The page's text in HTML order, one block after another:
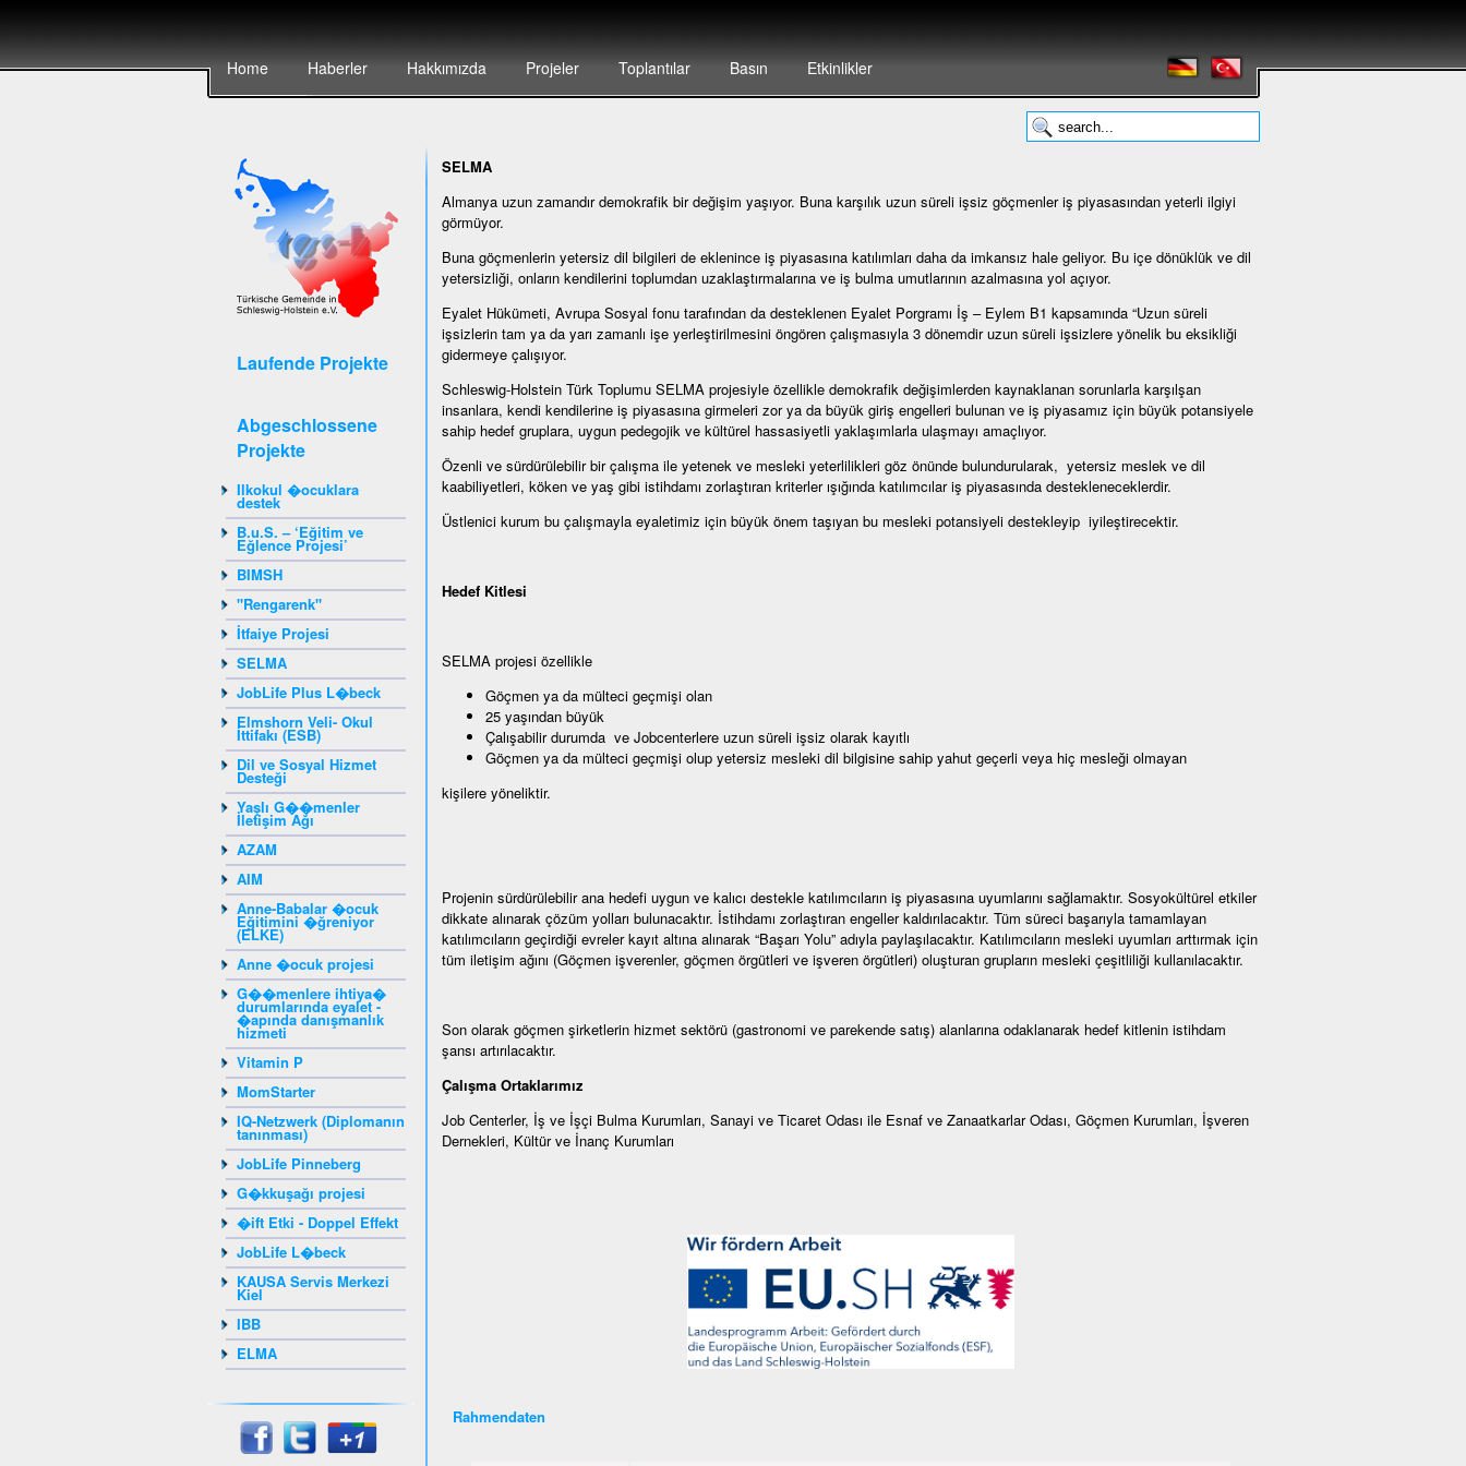
Home Haberler Hakkımızda Projeler Toplantılar Basın Etkinlikler
Laufende Projekte
Abgeschlossene
Projekte
Ilkokul �ocuklara
destek
B.u.S. – ‘Eğitim ve
Eğlence Projesi’
BIMSH
"Rengarenk"
İtfaiye Projesi
SELMA
JobLife Plus L�beck
Elmshorn Veli- Okul
İttifakı (ESB)
Dil ve Sosyal Hizmet
Desteği
Yaşlı G��menler
İletişim Ağı
AZAM
AIM
Anne-Babalar �ocuk
Eğitimini �ğreniyor
(ELKE)
Anne �ocuk projesi
G��menlere ihtiya�
durumlarında eyalet -
�apında danışmanlık
hizmeti
Vitamin P
MomStarter
IQ-Netzwerk (Diplomanın
tanınması)
JobLife Pinneberg
G�kkuşağı projesi
�ift Etki - Doppel Effekt
JobLife L�beck
KAUSA Servis Merkezi
Kiel
IBB
ELMA
SELMA
Almanya uzun zamandır demokrafik bir değişim yaşıyor. Buna karşılık uzun süreli işsiz göçmenler iş piyasasından yeterli ilgiyi
görmüyor.
Buna göçmenlerin yetersiz dil bilgileri de eklenince iş piyasasına katılımları daha da imkansız hale geliyor. Bu içe dönüklük ve dil
yetersizliği, onların kendilerini toplumdan uzaklaştırmalarına ve iş bulma umutlarının azalmasına yol açıyor.
Eyalet Hükümeti, Avrupa Sosyal fonu tarafından da desteklenen Eyalet Porgramı İş – Eylem B1 kapsamında “Uzun süreli
işsizlerin tam ya da yarı zamanlı işe yerleştirilmesini öngören çalışmasıyla 3 dönemdir uzun süreli işsizlere yönelik bu eksikliği
gidermeye çalışıyor.
Schleswig-Holstein Türk Toplumu SELMA projesiyle özellikle demokrafik değişimlerden kaynaklanan sorunlarla karşılşan
insanlara, kendi kendilerine iş piyasasına girmeleri zor ya da büyük giriş engelleri bulunan ve iş piyasamız için büyük potansiyele
sahip hedef gruplara, uygun pedegojik ve kültürel hassasiyetli yaklaşımlarla ulaşmayı amaçlıyor.
Özenli ve sürdürülebilir bir çalışma ile yetenek ve mesleki yeterlilikleri göz önünde bulundurularak, yetersiz meslek ve dil
kaabiliyetleri, köken ve yaş gibi istihdamı zorlaştıran kriterler ışığında katılımcılar iş piyasasında destekleneceklerdir.
Üstlenici kurum bu çalışmayla eyaletimiz için büyük önem taşıyan bu mesleki potansiyeli destekleyip iyileştirecektir.
Hedef Kitlesi
SELMA projesi özellikle
Göçmen ya da mülteci geçmişi olan
25 yaşından büyük
Çalışabilir durumda ve Jobcenterlere uzun süreli işsiz olarak kayıtlı
Göçmen ya da mülteci geçmişi olup yetersiz mesleki dil bilgisine sahip yahut geçerli veya hiç mesleği olmayan
kişilere yöneliktir.
Projenin sürdürülebilir ana hedefi uygun ve kalıcı destekle katılımcıların iş piyasasına uyumlarını sağlamaktır. Sosyokültürel etkiler
dikkate alınarak çözüm yolları bulunacaktır. İstihdamı zorlaştıran engeller kaldırılacaktır. Tüm süreci başarıyla tamamlayan
katılımcıların geçirdiği evreler kayıt altına alınarak “Başarı Yolu” adıyla paylaşılacaktır. Katılımcıların mesleki uyumları arttırmak için
tüm iletişim ağını (Göçmen işverenler, göçmen örgütleri ve işveren örgütleri) oluşturan grupların mesleki çeşitliliği kullanılacaktır.
Son olarak göçmen şirketlerin hizmet sektörü (gastronomi ve parekende satış) alanlarına odaklanarak hedef kitlenin istihdam
şansı artırılacaktır.
Çalışma Ortaklarımız
Job Centerler, İş ve İşçi Bulma Kurumları, Sanayi ve Ticaret Odası ile Esnaf ve Zanaatkarlar Odası, Göçmen Kurumları, İşveren
Dernekleri, Kültür ve İnanç Kurumları
Rahmendaten